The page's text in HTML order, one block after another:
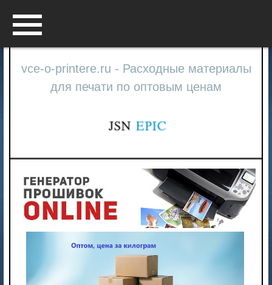
vce-o-printere.ru - Расходные материалы
для печати по оптовым ценам